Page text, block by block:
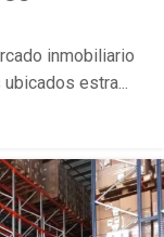
inmobiliario
estra...